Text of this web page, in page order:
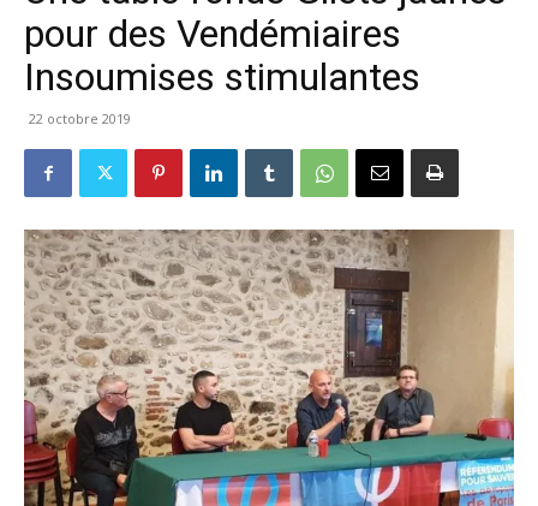
pour des Vendémiaires
Insoumises stimulantes
22 octobre 2019